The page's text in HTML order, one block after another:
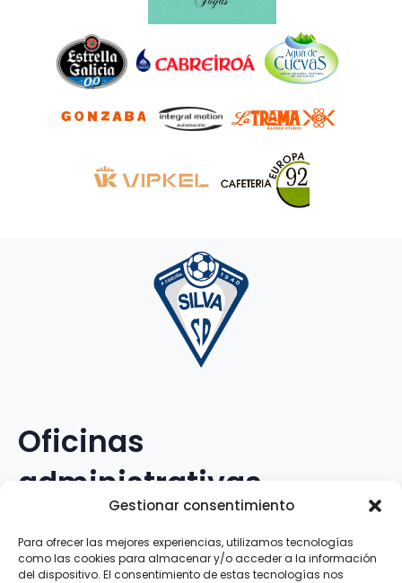
Gestionar consentimiento
Para ofrecer las mejores experiencias, utilizamos tecnologías
como las cookies para almacenar y/o acceder a la información
del dispositivo. El consentimiento de estas tecnologías nos
Oficinas
administrativas
Avenida Galileo Galilei, 12
15.008 · A Coruña · España